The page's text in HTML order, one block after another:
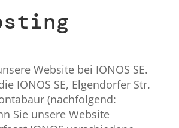
Website bei IONOS SE.
IONOS SE, Elgendorfer Str.
(nachfolgend:
Sie unsere Website